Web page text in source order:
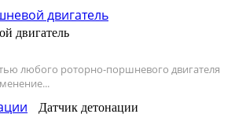
двигатель
любого роторно-поршневого двигателя
Датчик детонации